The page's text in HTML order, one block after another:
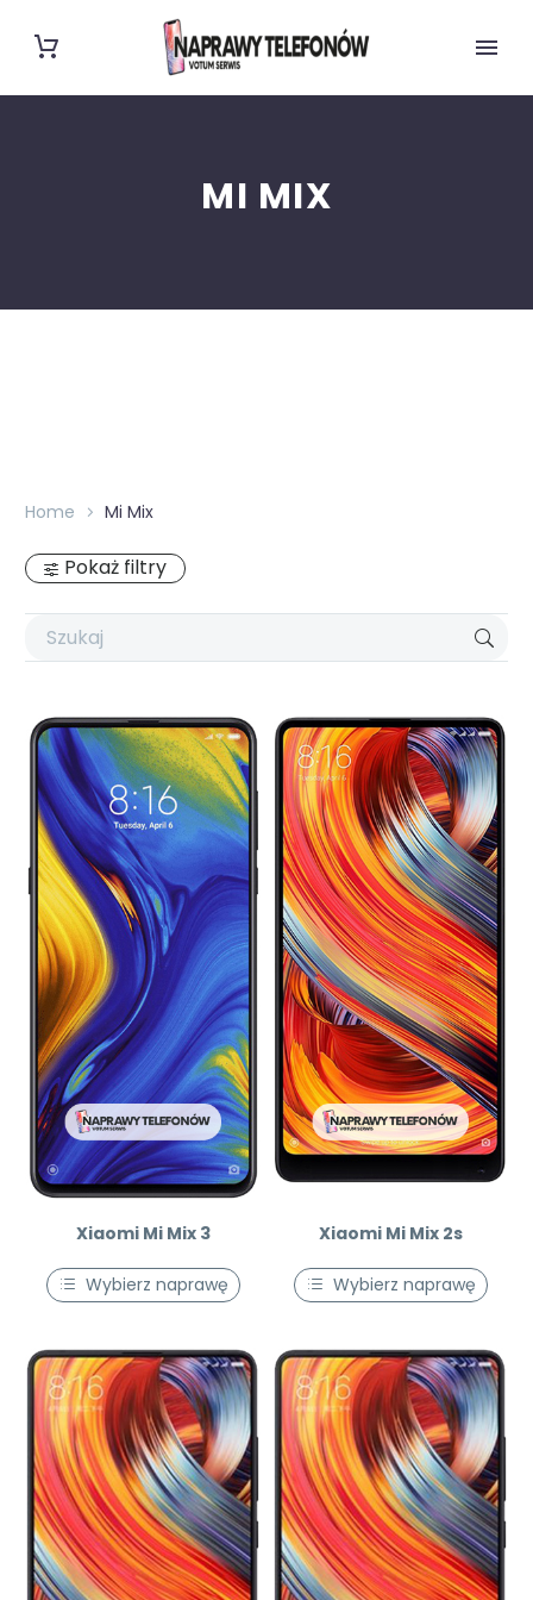
MI MIX
Home Mi Mix
Pokaż filtry
Xiaomi Mi Mix 3
Wybierz naprawę
Xiaomi Mi Mix 2s
Wybierz naprawę